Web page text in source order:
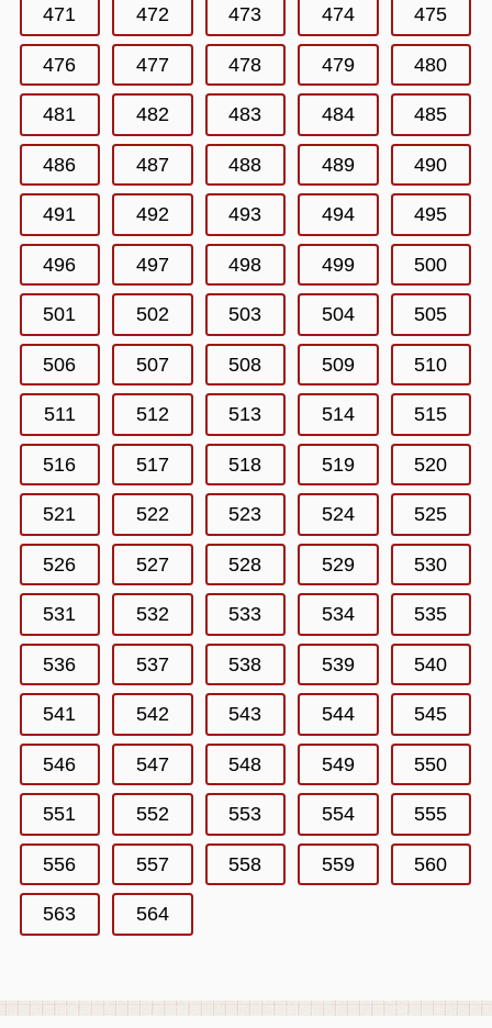
471 472 473 474 475
476 477 478 479 480
481 482 483 484 485
486 487 488 489 490
491 492 493 494 495
496 497 498 499 500
501 502 503 504 505
506 507 508 509 510
511 512 513 514 515
516 517 518 519 520
521 522 523 524 525
526 527 528 529 530
531 532 533 534 535
536 537 538 539 540
541 542 543 544 545
546 547 548 549 550
551 552 553 554 555
556 557 558 559 560
563 564